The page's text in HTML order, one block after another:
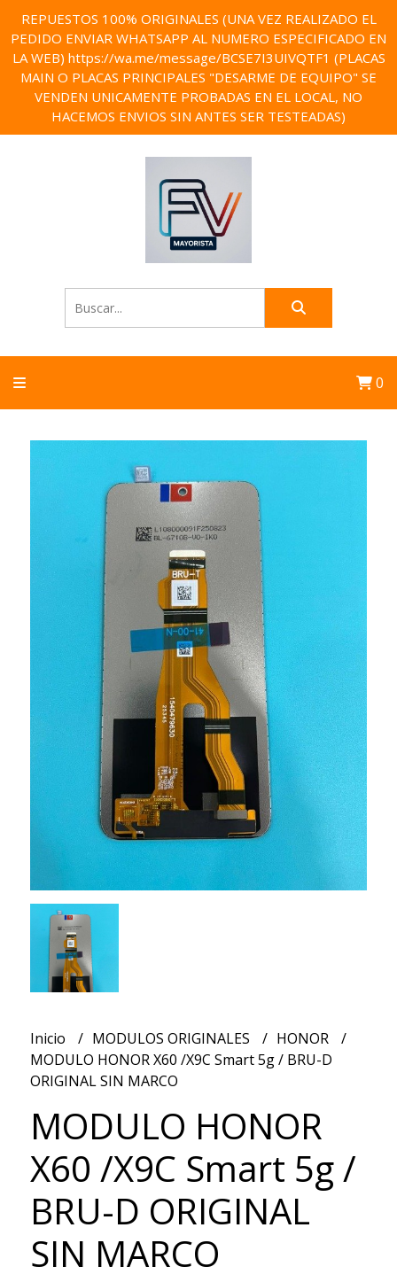
REPUESTOS 100% ORIGINALES (UNA VEZ REALIZADO EL
PEDIDO ENVIAR WHATSAPP AL NUMERO ESPECIFICADO EN
LA WEB) https://wa.me/message/BCSE7I3UIVQTF1 (PLACAS
MAIN O PLACAS PRINCIPALES "DESARME DE EQUIPO" SE
VENDEN UNICAMENTE PROBADAS EN EL LOCAL, NO
HACEMOS ENVIOS SIN ANTES SER TESTEADAS)
0
Inicio MODULOS ORIGINALES
HONOR
MODULO HONOR X60 /X9C Smart 5g / BRU-D
ORIGINAL SIN MARCO
MODULO HONOR
X60 /X9C Smart 5g /
BRU-D ORIGINAL
SIN MARCO